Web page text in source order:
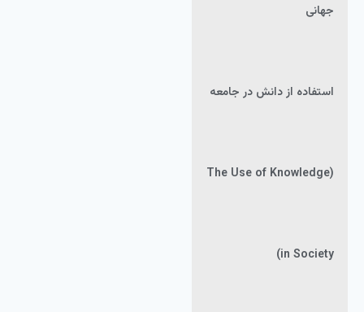
جهانی
استفاده از دانش در جامعه
(The Use of Knowledge
in Society)